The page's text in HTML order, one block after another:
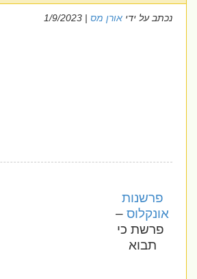
נכתב על ידיאורן מס| 1/9/2023
פרשנות
אונקלוס–
פרשת כי
תבוא